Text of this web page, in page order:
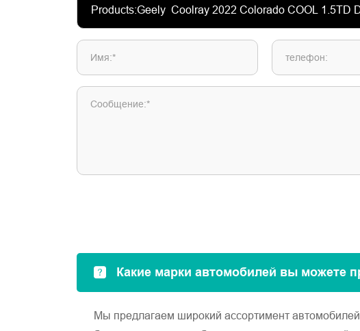
Имя:* телефон:
Сообщение:*
Какие марки автомобилей вы можете
Мы предлагаем широкий ассортимент